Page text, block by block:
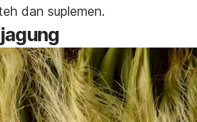
dan suplemen.